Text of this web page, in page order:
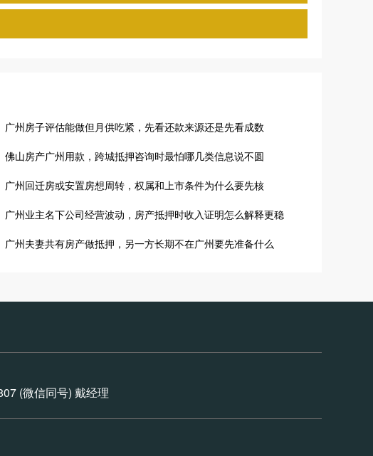
广州房子评估能做但月供吃紧，先看还款来源还是先看成数
佛山房产广州用款，跨城抵押咨询时最怕哪几类信息说不圆
广州回迁房或安置房想周转，权属和上市条件为什么要先核
广州业主名下公司经营波动，房产抵押时收入证明怎么解释更稳
广州夫妻共有房产做抵押，另一方长期不在广州要先准备什么
(微信同号) 戴经理